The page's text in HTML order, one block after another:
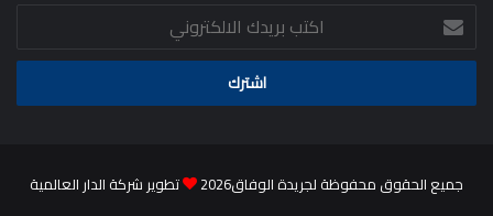
اكتب
بريدك
الالكتروني
جميع الحقوق محفوظة لجريدة الوفاق2026 تطوير شركة الدار العالمية